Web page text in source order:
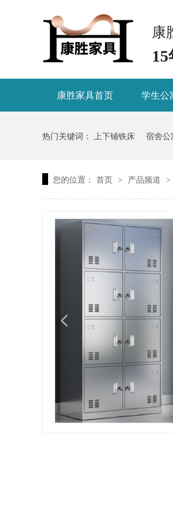
康
康胜家具首页 学生公
热门关键词： 上下铺铁床 宿舍公
您的位置： 首页 > 产品频道 >